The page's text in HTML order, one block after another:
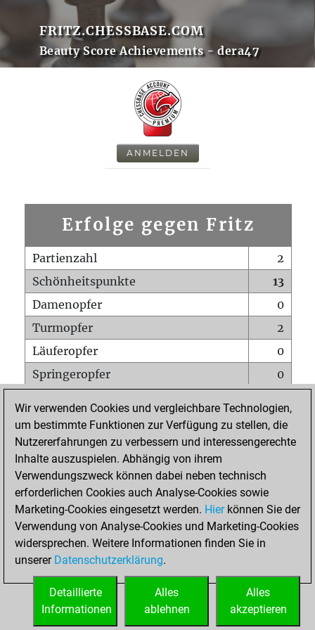
FRITZ.CHESSBASE.COM
Beauty Score Achievements - dera47
ANMELDEN
Erfolge gegen Fritz
Partienzahl
2
Schönheitspunkte
13
Damenopfer
0
Turmopfer
2
Läuferopfer
0
Springeropfer
0
Matt auf vollem Brett
0
Bauer setzt Matt
0
Erstickte Matts
Unterverwandlungen
Türme auf der siebten
0
STARTSEITE
Wir verwenden Cookies und vergleichbare Technologien,
um bestimmte Funktionen zur Verfügung zu stellen, die
Nutzererfahrungen zu verbessern und interessengerechte
Inhalte auszuspielen. Abhängig von ihrem
Verwendungszweck können dabei neben technisch
erforderlichen Cookies auch Analyse-Cookies sowie
Marketing-Cookies eingesetzt werden. Hierkönnen Sie der
Verwendung von Analyse-Cookies und Marketing-Cookies
widersprechen. Weitere Informationen finden Sie in
unserer Datenschutzerklärung.
Alles
akzeptieren
Alles
ablehnen
Detaillierte
Informationen